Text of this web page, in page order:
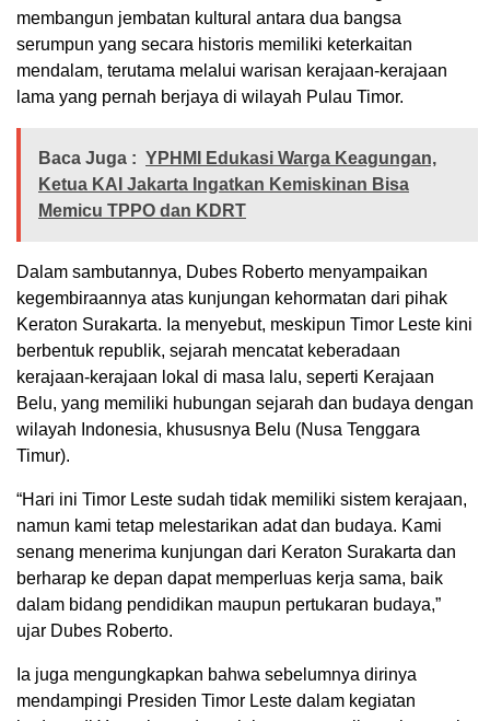
membangun jembatan kultural antara dua bangsa
serumpun yang secara historis memiliki keterkaitan
mendalam, terutama melalui warisan kerajaan-kerajaan
lama yang pernah berjaya di wilayah Pulau Timor.
Baca Juga : YPHMI Edukasi Warga Keagungan,
Ketua KAI Jakarta Ingatkan Kemiskinan Bisa
Memicu TPPO dan KDRT
Dalam sambutannya, Dubes Roberto menyampaikan
kegembiraannya atas kunjungan kehormatan dari pihak
Keraton Surakarta. Ia menyebut, meskipun Timor Leste kini
berbentuk republik, sejarah mencatat keberadaan
kerajaan-kerajaan lokal di masa lalu, seperti Kerajaan
Belu, yang memiliki hubungan sejarah dan budaya dengan
wilayah Indonesia, khususnya Belu (Nusa Tenggara
Timur).
“Hari ini Timor Leste sudah tidak memiliki sistem kerajaan,
namun kami tetap melestarikan adat dan budaya. Kami
senang menerima kunjungan dari Keraton Surakarta dan
berharap ke depan dapat memperluas kerja sama, baik
dalam bidang pendidikan maupun pertukaran budaya,”
ujar Dubes Roberto.
Ia juga mengungkapkan bahwa sebelumnya dirinya
mendampingi Presiden Timor Leste dalam kegiatan